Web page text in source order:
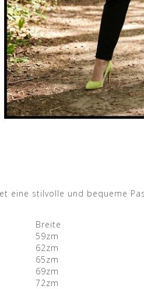
eine stilvolle und bequeme
Breite
59zm
62zm
65zm
69zm
72zm